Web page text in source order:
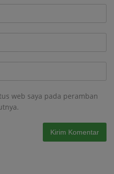
web saya pada peramban